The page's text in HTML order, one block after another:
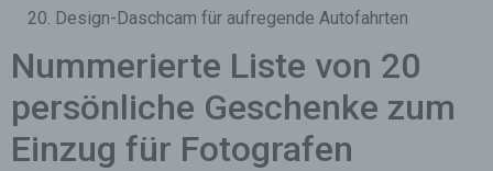
Design-Daschcam für aufregende Autofahrten
Nummerierte Liste von 20
persönliche Geschenke zum
Einzug für Fotografen